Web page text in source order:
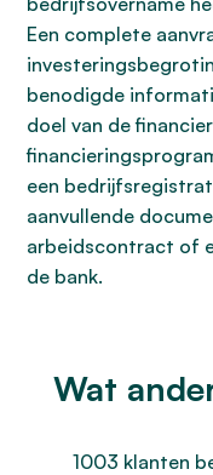
Een complete
benodigde
doel van de
een
aanvullende
arbeidscontract of
de bank.
Wat
1003 klanten